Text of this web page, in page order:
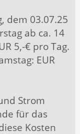
dem 03.07.25
ab ca. 14
5,-€ pro Tag.
EUR
Strom
für das
Kosten